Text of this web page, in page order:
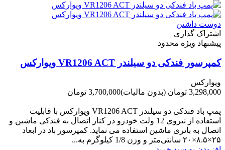
دوست داشتن
اشتراک گذاری
پیشنهاد ویژه محدود
کمپرسور فندکی دو سیلندر VR1206 ACT ویوارکس
ویوارکس
3,298,000 تومان
(بدون مالیات)3,700,000 تومان
پمپ باد فندکی دو سیلندر VR1206 ACT ویوارکس با قابلیت
استفاده از نیروی 12 ولت خودرو در کنار اتصال به فندکی ماشین و
اتصال به باتری ماشین استفاده می نماید. کمپرسور باد در ابعاد
۲۵×۸.۵×۲۰ سانتی‌متر و وزن 1/8 کیلوگرم به...